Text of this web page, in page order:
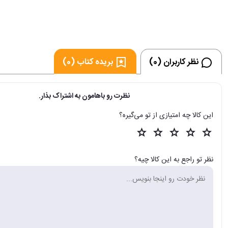
نظر کاربران (0) بریده کتاب (0)
نظرت رو باهامون به اشتراک بذار.
این کالا چه امتیازی از تو می‌گیره؟
نظر تو راجع به این کالا چیه؟